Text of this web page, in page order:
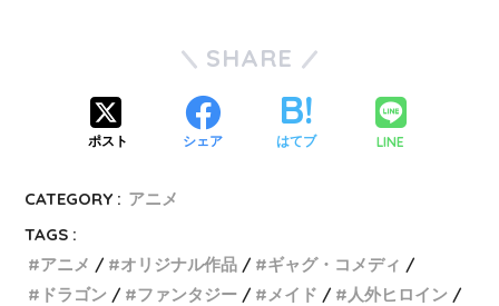
SHARE
ポスト シェア はてブ LINE
CATEGORY : アニメ
TAGS :
アニメ
オリジナル作品
ギャグ・コメディ
ドラゴン
ファンタジー メイド
人外ヒロイン